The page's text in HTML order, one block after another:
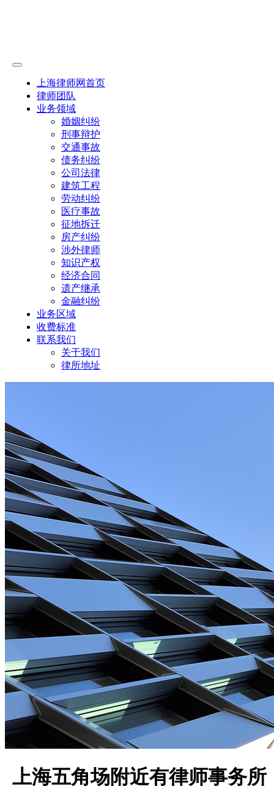
上海律师网首页
律师团队
业务领域
婚姻纠纷
刑事辩护
交通事故
债务纠纷
公司法律
建筑工程
劳动纠纷
医疗事故
征地拆迁
房产纠纷
涉外律师
知识产权
经济合同
遗产继承
金融纠纷
业务区域
收费标准
联系我们
关于我们
律所地址
上海五角场附近有律师事务所